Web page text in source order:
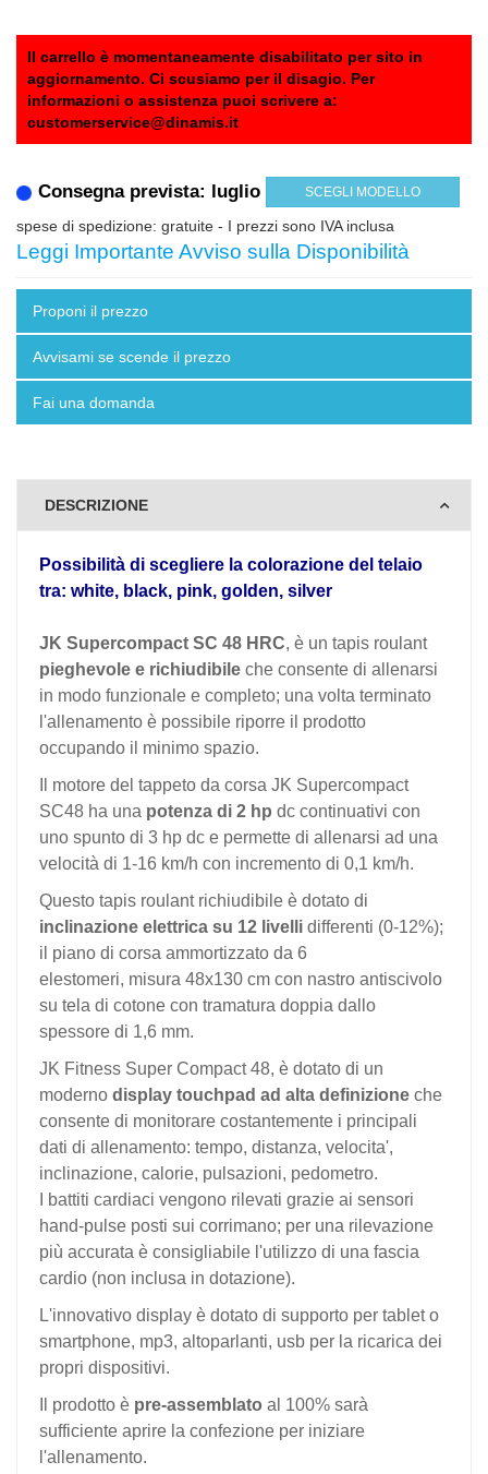
Il carrello è momentaneamente disabilitato per sito in
aggiornamento. Ci scusiamo per il disagio. Per
informazioni o assistenza puoi scrivere a:
customerservice@dinamis.it
Consegna prevista: luglio SCEGLI MODELLO
spese di spedizione: gratuite - I prezzi sono IVA inclusa
Leggi Importante Avviso sulla Disponibilità
Proponi il prezzo
Avvisami se scende il prezzo
Fai una domanda
DESCRIZIONE
Possibilità di scegliere la colorazione del telaio
tra: white, black, pink, golden, silver
JK Supercompact SC 48 HRC, è un tapis roulant
pieghevole e richiudibile che consente di allenarsi
in modo funzionale e completo; una volta terminato
l'allenamento è possibile riporre il prodotto
occupando il minimo spazio.
Il motore del tappeto da corsa JK Supercompact
SC48 ha una potenza di 2 hp dc continuativi con
uno spunto di 3 hp dc e permette di allenarsi ad una
velocità di 1-16 km/h con incremento di 0,1 km/h.
Questo tapis roulant richiudibile è dotato di
inclinazione elettrica su 12 livelli differenti (0-12%);
il piano di corsa ammortizzato da 6
elestomeri, misura 48x130 cm con nastro antiscivolo
su tela di cotone con tramatura doppia dallo
spessore di 1,6 mm.
JK Fitness Super Compact 48, è dotato di un
moderno display touchpad ad alta definizione che
consente di monitorare costantemente i principali
dati di allenamento: tempo, distanza, velocita',
inclinazione, calorie, pulsazioni, pedometro.
I battiti cardiaci vengono rilevati grazie ai sensori
hand-pulse posti sui corrimano; per una rilevazione
più accurata è consigliabile l'utilizzo di una fascia
cardio (non inclusa in dotazione).
L'innovativo display è dotato di supporto per tablet o
smartphone, mp3, altoparlanti, usb per la ricarica dei
propri dispositivi.
Il prodotto è pre-assemblato al 100% sarà
sufficiente aprire la confezione per iniziare
l'allenamento.